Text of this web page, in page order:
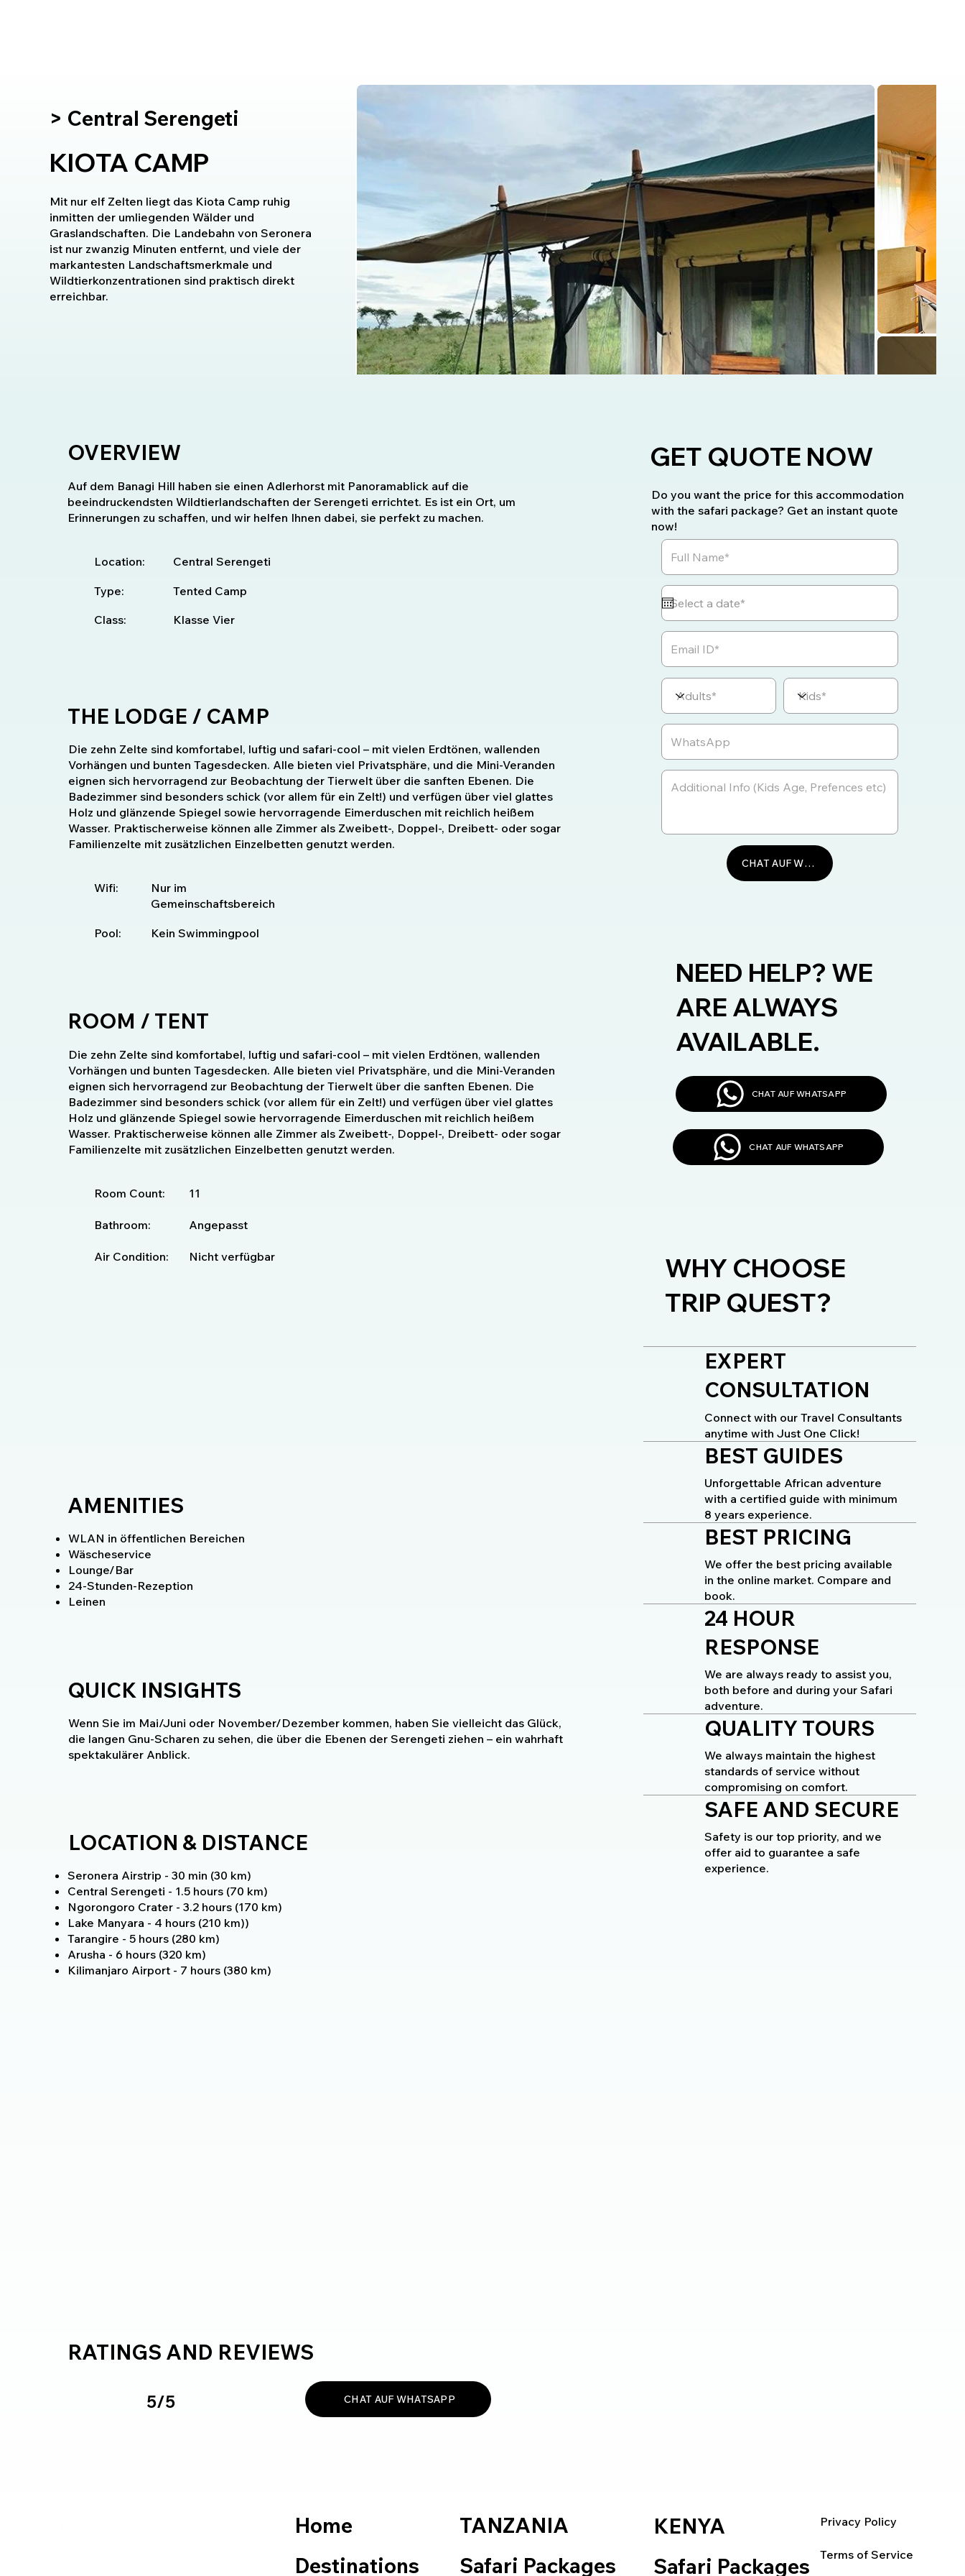
> Central Serengeti
KIOTA CAMP
Mit nur elf Zelten liegt das Kiota Camp ruhig
inmitten der umliegenden Wälder und
Graslandschaften. Die Landebahn von Seronera
ist nur zwanzig Minuten entfernt, und viele der
markantesten Landschaftsmerkmale und
Wildtierkonzentrationen sind praktisch direkt
erreichbar.
OVERVIEW
Auf dem Banagi Hill haben sie einen Adlerhorst mit Panoramablick auf die
beeindruckendsten Wildtierlandschaften der Serengeti errichtet. Es ist ein Ort, um
Erinnerungen zu schaffen, und wir helfen Ihnen dabei, sie perfekt zu machen.
Location: Central Serengeti
Type: Tented Camp
Class: Klasse Vier
THE LODGE / CAMP
Die zehn Zelte sind komfortabel, luftig und safari-cool – mit vielen Erdtönen, wallenden
Vorhängen und bunten Tagesdecken. Alle bieten viel Privatsphäre, und die Mini-Veranden
eignen sich hervorragend zur Beobachtung der Tierwelt über die sanften Ebenen. Die
Badezimmer sind besonders schick (vor allem für ein Zelt!) und verfügen über viel glattes
Holz und glänzende Spiegel sowie hervorragende Eimerduschen mit reichlich heißem
Wasser. Praktischerweise können alle Zimmer als Zweibett-, Doppel-, Dreibett- oder sogar
Familienzelte mit zusätzlichen Einzelbetten genutzt werden.
Wifi:
Nur im
Gemeinschaftsbereich
Pool: Kein Swimmingpool
ROOM / TENT
Die zehn Zelte sind komfortabel, luftig und safari-cool – mit vielen Erdtönen, wallenden
Vorhängen und bunten Tagesdecken. Alle bieten viel Privatsphäre, und die Mini-Veranden
eignen sich hervorragend zur Beobachtung der Tierwelt über die sanften Ebenen. Die
Badezimmer sind besonders schick (vor allem für ein Zelt!) und verfügen über viel glattes
Holz und glänzende Spiegel sowie hervorragende Eimerduschen mit reichlich heißem
Wasser. Praktischerweise können alle Zimmer als Zweibett-, Doppel-, Dreibett- oder sogar
Familienzelte mit zusätzlichen Einzelbetten genutzt werden.
Room Count: 11
Bathroom: Angepasst
Air Condition: Nicht verfügbar
AMENITIES
WLAN in öffentlichen Bereichen
Wäscheservice
Lounge/Bar
24-Stunden-Rezeption
Leinen
QUICK INSIGHTS
Wenn Sie im Mai/Juni oder November/Dezember kommen, haben Sie vielleicht das Glück,
die langen Gnu-Scharen zu sehen, die über die Ebenen der Serengeti ziehen – ein wahrhaft
spektakulärer Anblick.
LOCATION & DISTANCE
Seronera Airstrip - 30 min (30 km)
Central Serengeti - 1.5 hours (70 km)
Ngorongoro Crater - 3.2 hours (170 km)
Lake Manyara - 4 hours (210 km))
Tarangire - 5 hours (280 km)
Arusha - 6 hours (320 km)
Kilimanjaro Airport - 7 hours (380 km)
RATINGS AND REVIEWS
5/5 CHAT AUF WHATSAPP
GET QUOTE NOW
Do you want the price for this accommodation
with the safari package? Get an instant quote
now!
CHAT AUF WHATSAPP
NEED HELP? WE
ARE ALWAYS
AVAILABLE.
CHAT AUF WHATSAPP
CHAT AUF WHATSAPP
WHY CHOOSE
TRIP QUEST?
EXPERT
CONSULTATION
Connect with our Travel Consultants
anytime with Just One Click!
BEST GUIDES
Unforgettable African adventure
with a certified guide with minimum
8 years experience.
BEST PRICING
We offer the best pricing available
in the online market. Compare and
book.
24 HOUR
RESPONSE
We are always ready to assist you,
both before and during your Safari
adventure.
QUALITY TOURS
We always maintain the highest
standards of service without
compromising on comfort.
SAFE AND SECURE
Safety is our top priority, and we
offer aid to guarantee a safe
experience.
Home
Destinations
TANZANIA
Safari Packages
KENYA
Safari Packages
Privacy Policy
Terms of Service